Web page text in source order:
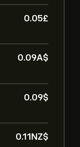
0.05‎£‎
0.09‎A$‎
0.09‎$‎
0.11‎NZ$‎